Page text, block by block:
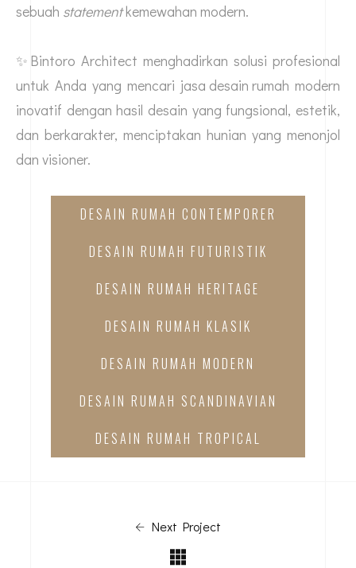
sebuah statementkemewahan modern.
✨Bintoro Architect menghadirkan solusi profesional
untuk Anda yang mencari jasa desain rumah modern
inovatif dengan hasil desain yang fungsional, estetik,
dan berkarakter, menciptakan hunian yang menonjol
dan visioner.
DESAIN RUMAH CONTEMPORER
DESAIN RUMAH FUTURISTIK
DESAIN RUMAH HERITAGE
DESAIN RUMAH KLASIK
DESAIN RUMAH MODERN
DESAIN RUMAH SCANDINAVIAN
DESAIN RUMAH TROPICAL
Next Project